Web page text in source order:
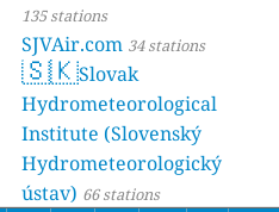
135 stations
SJVAir.com 34 stations
🇸🇰Slovak
Hydrometeorological
Institute (Slovenský
Hydrometeorologický
ústav) 66 stations